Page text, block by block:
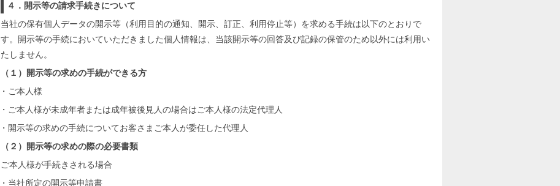
４．開示等の請求手続きについて
当社の保有個人データの開示等（利用目的の通知、開示、訂正、利用停止等）を求める手続は以下のとおりで
す。開示等の手続においていただきました個人情報は、当該開示等の回答及び記録の保管のため以外には利用い
たしません。
（１）開示等の求めの手続ができる方
・ご本人様
・ご本人様が未成年者または成年被後見人の場合はご本人様の法定代理人
・開示等の求めの手続についてお客さまご本人が委任した代理人
（２）開示等の求めの際の必要書類
ご本人様が手続きされる場合
・当社所定の開示等申請書